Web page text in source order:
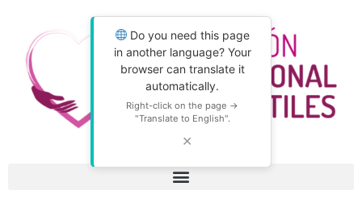
Do you need this page
in another language? Your
browser can translate it
automatically.
Right-click on the page →
"Translate to English".
✕